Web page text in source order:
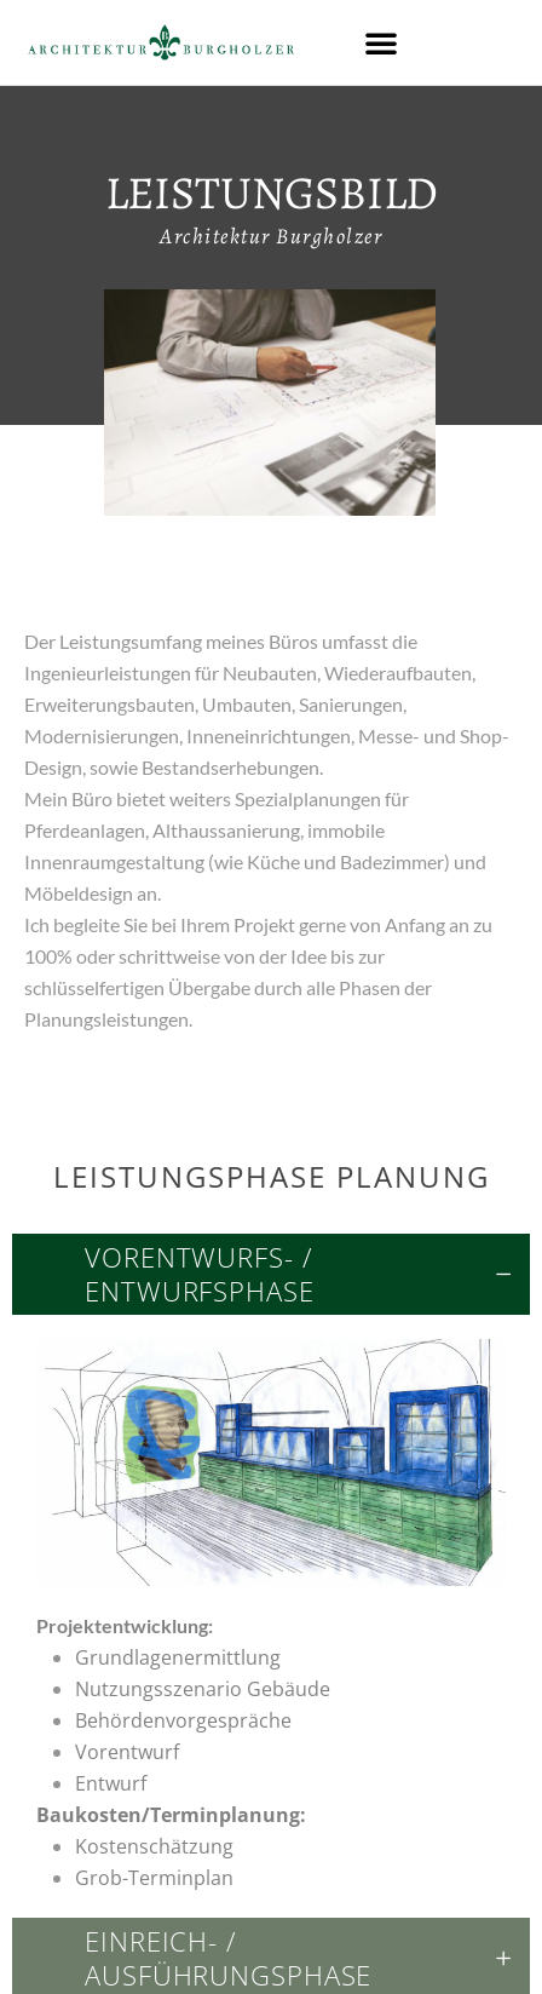
LEISTUNGSBILD
Architektur Burgholzer
Der Leistungsumfang meines Büros umfasst die
Ingenieurleistungen für Neubauten, Wiederaufbauten,
Erweiterungsbauten, Umbauten, Sanierungen,
Modernisierungen, Inneneinrichtungen, Messe- und Shop-
Design, sowie Bestandserhebungen.
Mein Büro bietet weiters Spezialplanungen für
Pferdeanlagen, Althaussanierung, immobile
Innenraumgestaltung (wie Küche und Badezimmer) und
Möbeldesign an.
Ich begleite Sie bei Ihrem Projekt gerne von Anfang an zu
100% oder schrittweise von der Idee bis zur
schlüsselfertigen Übergabe durch alle Phasen der
Planungsleistungen.
LEISTUNGSPHASE PLANUNG
VORENTWURFS- /
ENTWURFSPHASE
Projektentwicklung:
Grundlagenermittlung
Nutzungsszenario Gebäude
Behördenvorgespräche
Vorentwurf
Entwurf
Baukosten/Terminplanung:
Kostenschätzung
Grob-Terminplan
EINREICH- /
AUSFÜHRUNGSPHASE